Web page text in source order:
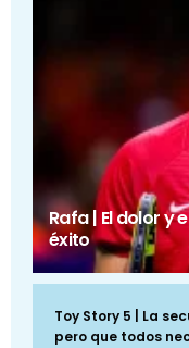
Rafa | El dolor y
éxito
Toy Story 5 | La
pero que todos